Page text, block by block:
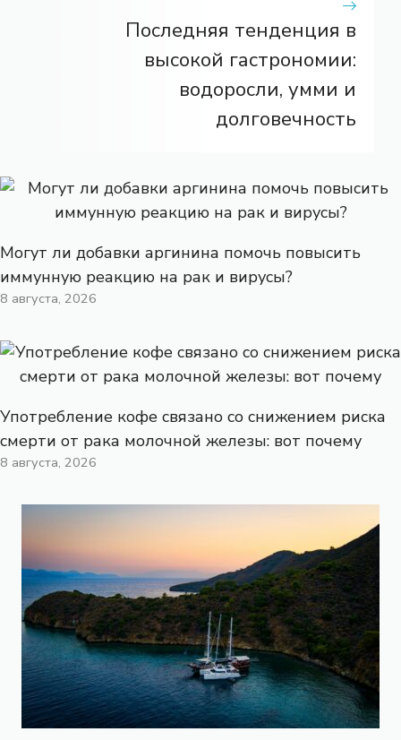
Последняя тенденция в
высокой гастрономии:
водоросли, умми и
долговечность
Могут ли добавки аргинина помочь повысить
иммунную реакцию на рак и вирусы?
8 августа, 2026
Употребление кофе связано со снижением риска
смерти от рака молочной железы: вот почему
8 августа, 2026